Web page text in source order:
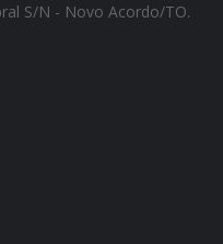
S/N - Novo Acordo/TO.